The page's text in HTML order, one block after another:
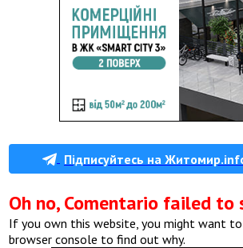
Підписуйтесь на
Oh no, Comentario failed
If you own this website, you might want
browser console to find out why.